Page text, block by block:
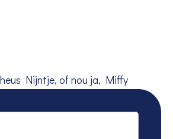
Nijntje, of nou ja, Miffy